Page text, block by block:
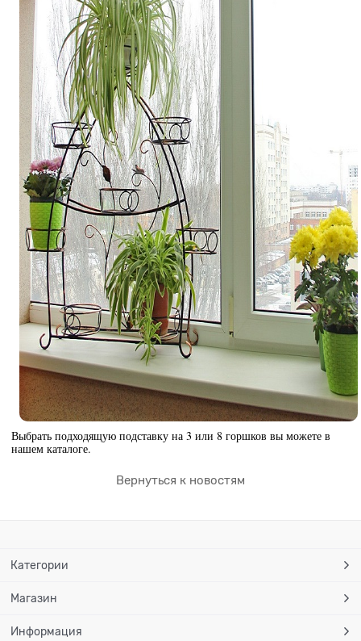
Выбрать подходящую подставку на 3 или 8 горшков вы можете в
нашем каталоге.
Вернуться к новостям
Категории
Магазин
Информация